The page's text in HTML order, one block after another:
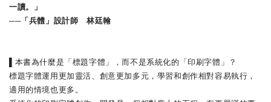
一讀。」
──「兵體」設計師 林廷翰
本書為什麼是「標題字體」，而不是系統化的「印刷字體」？
標題字體運用更加靈活、創意更加多元，學習和創作相對容易執行，
適用的情境也更多。